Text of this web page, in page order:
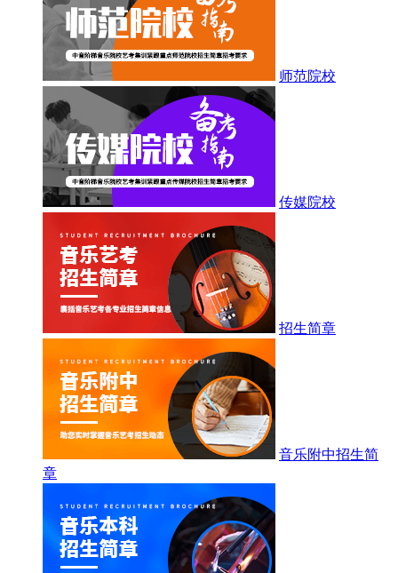
师范院校
传媒院校
招生简章
音乐附中招生简
章